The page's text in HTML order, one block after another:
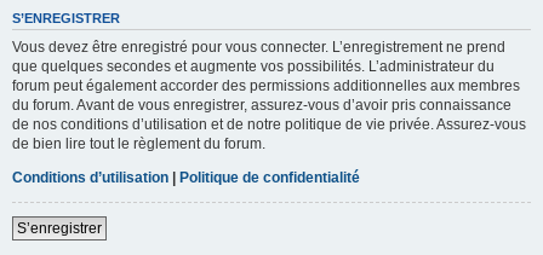
S’ENREGISTRER
Vous devez être enregistré pour vous connecter. L’enregistrement ne prend
que quelques secondes et augmente vos possibilités. L’administrateur du
forum peut également accorder des permissions additionnelles aux membres
du forum. Avant de vous enregistrer, assurez-vous d’avoir pris connaissance
de nos conditions d’utilisation et de notre politique de vie privée. Assurez-vous
de bien lire tout le règlement du forum.
Conditions d’utilisation | Politique de confidentialité
S’enregistrer